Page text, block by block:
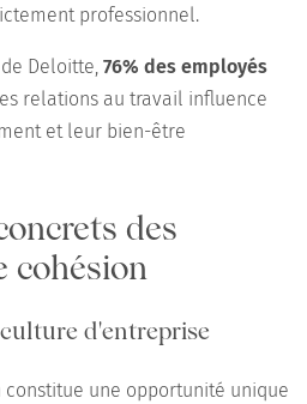
professionnel.
Deloitte,76% des employés
relations au travail influence
et leur bien-être
des
cohésion
d'entreprise
constitue une opportunité unique